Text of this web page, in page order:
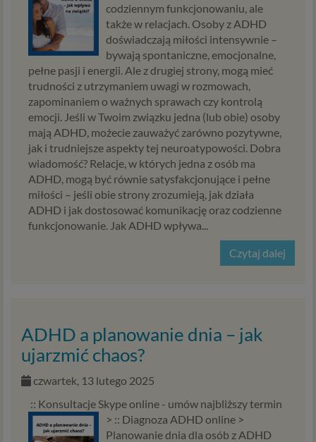
codziennym funkcjonowaniu, ale
także w relacjach. Osoby z ADHD
doświadczają miłości intensywnie –
bywają spontaniczne, emocjonalne,
pełne pasji i energii. Ale z drugiej strony, mogą mieć
trudności z utrzymaniem uwagi w rozmowach,
zapominaniem o ważnych sprawach czy kontrolą
emocji. Jeśli w Twoim związku jedna (lub obie) osoby
mają ADHD, możecie zauważyć zarówno pozytywne,
jak i trudniejsze aspekty tej neuroatypowości. Dobra
wiadomość? Relacje, w których jedna z osób ma
ADHD, mogą być równie satysfakcjonujące i pełne
miłości – jeśli obie strony zrozumieją, jak działa
ADHD i jak dostosować komunikację oraz codzienne
funkcjonowanie. Jak ADHD wpływa...
Czytaj dalej
ADHD a planowanie dnia – jak
ujarzmić chaos?
czwartek, 13 lutego 2025
:: Konsultacje Skype online - umów najbliższy termin
> :: Diagnoza ADHD online >
Planowanie dnia dla osób z ADHD